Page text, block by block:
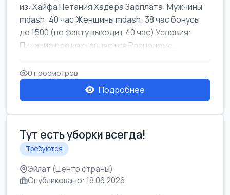
из: Хайфа Нетания Хадера Зарплата: Мужчины
mdash; 40 час Женщины mdash; 38 час бонусы
до 1500 (по факту выходит 40 час) Условия:
Питание предоставляется Расположе...
0 просмотров
Подробнее
Тут есть уборки всегда!
Требуются
Эйлат (Центр страны)
Опубликовано: 18.06.2026